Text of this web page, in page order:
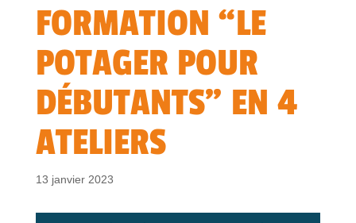
FORMATION “LE
POTAGER POUR
DÉBUTANTS” EN 4
ATELIERS
13 janvier 2023